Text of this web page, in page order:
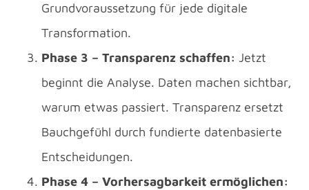
Grundvoraussetzung für jede digitale
Transformation.
Phase 3 – Transparenz schaffen: Jetzt
beginnt die Analyse. Daten machen sichtbar,
warum etwas passiert. Transparenz ersetzt
Bauchgefühl durch fundierte datenbasierte
Entscheidungen.
Phase 4 – Vorhersagbarkeit ermöglichen: